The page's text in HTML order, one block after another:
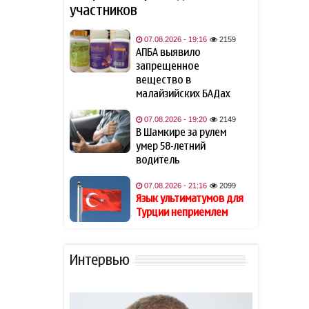
21:16
Вашингтонский меморандум:
год новой эпохи Южного
Кавказа
20:48
Врач назвала главную пользу
кабачков
20:28
Футболисту сборной Англии
Тоуни предъявили
обвинение в нападении в
ночном клубе
20:20
В Абшероне мастера украли
из квартиры ювелирные
украшения на 5 тыс.
манатов
который оказался равен
участников
07.08.2026 - 19:16 2159
АПБА выявило
запрещенное
вещество в
малайзийских БАДах
07.08.2026 - 19:20 2149
В Шамкире за рулем
умер 58-летний
водитель
07.08.2026 - 21:16 2099
Язык ультиматумов для
Турции неприемлем
Интервью